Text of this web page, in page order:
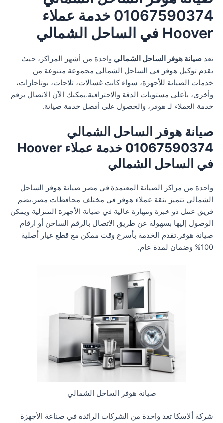
01067590374 خدمة عملاء
Hoover في الساحل الشمالي
تعد صيانة هوفر الساحل الشمالي واحدة من أشهر المراكز، حيث
يقدم توكيل هوفر في الساحل الشمالي مجموعة متنوعة من
خدمات الصيانة للأجهزة، سواء كانت غسالات، ثلاجات، بوتاجازات،
وأخرى، بأعلى مستويات الدقة والاحترافية.يمكنك الآن الاتصال برقم
خدمة العملاء لـ هوفر، والحصول على أفضل خدمة صيانة.
صيانة هوفر الساحل الشمالي
01067590374 خدمة عملاء Hoover
في الساحل الشمالي
واحدة من مراكز الصيانة المعتمدة في مصر صيانة هوفر الساحل
الشمالي تتميز بثقة عملاء هوفر في مختلف محافظات مصر.يضم
فريق عمل ذو خبرة ومهارة عالية في صيانة الأجهزة المنزلية ويمكن
الوصول إليها بسهولة عن طريق الاتصال بالرقم الساخن أو ارقام
صيانة هوفر.تقدم الخدمة بأسرع وقت ممكن مع قطع غيار أصلية
100% وضمان لمدة عام.
صيانة هوفر الساحل الشمالي
شركة ألاسكا تعد واحدة من الشركات الرائدة في صناعة الأجهزة